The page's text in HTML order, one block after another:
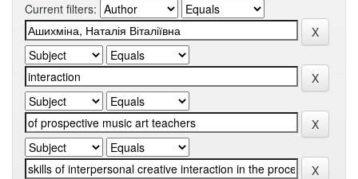
Current filters: